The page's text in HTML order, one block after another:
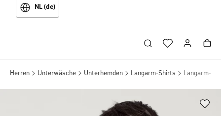
NL (de)
Herren Unterwäsche Unterhemden Langarm-Shirts Langarm-